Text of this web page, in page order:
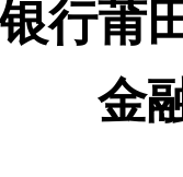
行莆
金